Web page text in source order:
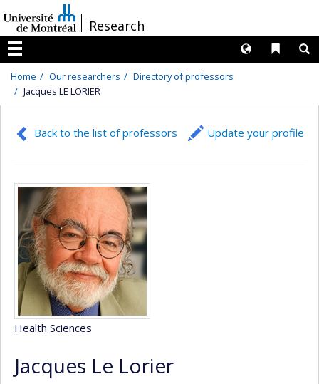
au
contenu
/Research
Menu
Liens
Langues
Home Our researchers
Directory of professors
Jacques LE LORIER
Back to the list of professors Update your profile
Health Sciences
Jacques Le Lorier